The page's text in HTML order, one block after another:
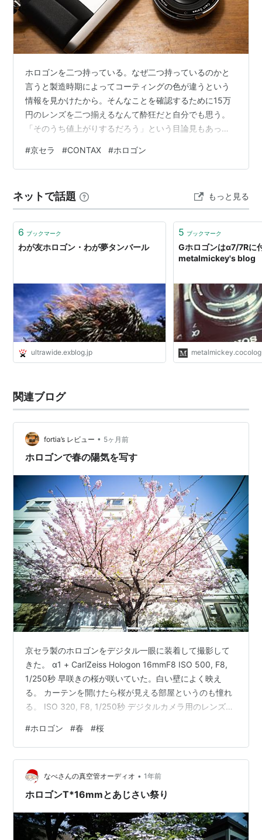
ホロゴンを二つ持っている。なぜ二つ持っているのかと
言うと製造時期によってコーティングの色が違うという
情報を見かけたから。そんなことを確認するために15万
円のレンズを二つ揃えるなんて酔狂だと自分でも思う。
「そのうち値上がりするだろう」という目論見もあった
慮すると価値は下がっている。なぜだろう。ライカは上
がる一方なのに。 で、肝心のコーティング比較。まずシ
どっちも青い。 こうやって見ると色が違う層はある。
77-をこの角度から見てみる。 底に水を湛えた井戸のよ
#京セラ #CONTAX #ホロゴン
ネットで話題 もっと見る
6 ブックマーク
わが友ホロゴン・わが夢タンバール
ultrawide.exblog.jp
5 ブックマーク
Gホロゴンはα7/7Rに
metalmickey's blog
関連ブログ
fortia’s レビュー • 5ヶ月前
ホロゴンで春の陽気を写す
京セラ製のホロゴンをデジタル一眼に装着して撮影して
きた。 α1 + CarlZeiss Hologon 16mmF8 ISO 500, F8,
1/250秒 早咲きの桜が咲いていた。白い壁によく映え
る。 カーテンを開けたら桜が見える部屋というのも憧れ
る。 ISO 320, F8, 1/250秒 デジタルカメラ用のレンズで
たりする。 フィルムカメラに付けて撮影した写真も以前
アップしたので興味ある方はどうぞ。 ホロゴンはとても
広い範囲が写る超広角レンズ。名前の由来は、 名称はギ
リシア語のホロス（ὅλος、「全て、完全」の意）とゴニ
ア（γωνία、「…
#ホロゴン #春 #桜
なべさんの真空管オーディオ • 1年前
ホロゴンT*16mmとあじさい祭り